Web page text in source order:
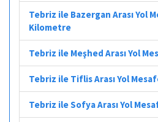
Tebriz ile Bazergan Arası Yol
Kilometre
Tebriz ile Meşhed Arası Yol
Tebriz ile Tiflis Arası Yol
Tebriz ile Sofya Arası Yol